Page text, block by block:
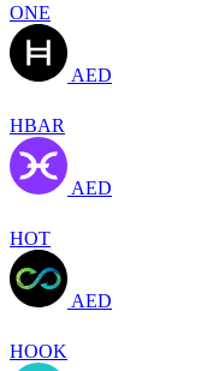
ONE
AED
HBAR
AED
HOT
AED
HOOK